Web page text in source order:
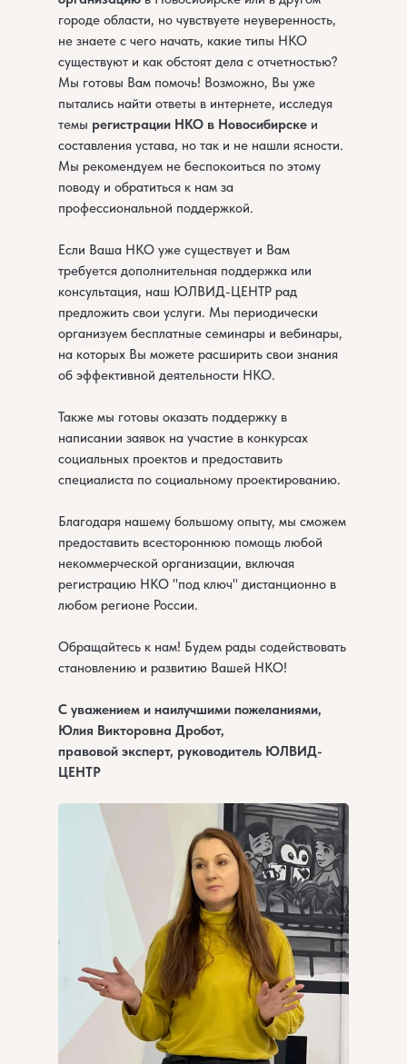
городе области, но чувствуете неуверенность,
не знаете с чего начать, какие типы НКО
существуют и как обстоят дела с отчетностью?
Мы готовы Вам помочь! Возможно, Вы уже
пытались найти ответы в интернете, исследуя
темы регистрации НКО в Новосибирске и
составления устава, но так и не нашли ясности.
Мы рекомендуем не беспокоиться по этому
поводу и обратиться к нам за
профессиональной поддержкой.
Если Ваша НКО уже существует и Вам
требуется дополнительная поддержка или
консультация, наш ЮЛВИД-ЦЕНТР рад
предложить свои услуги. Мы периодически
организуем бесплатные семинары и вебинары,
на которых Вы можете расширить свои знания
об эффективной деятельности НКО.
Также мы готовы оказать поддержку в
написании заявок на участие в конкурсах
социальных проектов и предоставить
специалиста по социальному проектированию.
Благодаря нашему большому опыту, мы сможем
предоставить всестороннюю помощь любой
некоммерческой организации, включая
регистрацию НКО "под ключ" дистанционно в
любом регионе России.
Обращайтесь к нам! Будем рады содействовать
становлению и развитию Вашей НКО!
С уважением и наилучшими пожеланиями,
Юлия Викторовна Дробот,
правовой эксперт, руководитель ЮЛВИД-
ЦЕНТР